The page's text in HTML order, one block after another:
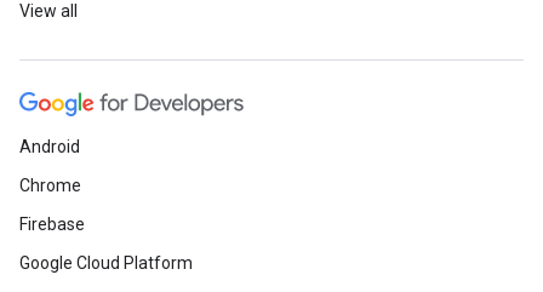
View all
Android
Chrome
Firebase
Google Cloud Platform